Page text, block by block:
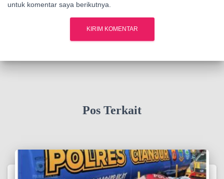
untuk komentar saya berikutnya.
Pos Terkait